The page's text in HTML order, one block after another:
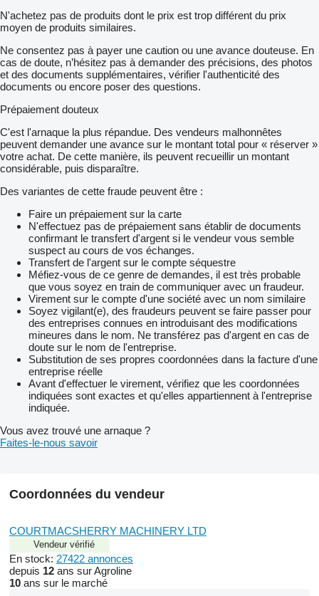
N'achetez pas de produits dont le prix est trop différent du prix
moyen de produits similaires.
Ne consentez pas à payer une caution ou une avance douteuse. En
cas de doute, n’hésitez pas à demander des précisions, des photos
et des documents supplémentaires, vérifier l'authenticité des
documents ou encore poser des questions.
Prépaiement douteux
C'est l'arnaque la plus répandue. Des vendeurs malhonnêtes
peuvent demander une avance sur le montant total pour « réserver »
votre achat. De cette manière, ils peuvent recueillir un montant
considérable, puis disparaître.
Des variantes de cette fraude peuvent être :
Faire un prépaiement sur la carte
N'effectuez pas de prépaiement sans établir de documents
confirmant le transfert d'argent si le vendeur vous semble
suspect au cours de vos échanges.
Transfert de l'argent sur le compte séquestre
Méfiez-vous de ce genre de demandes, il est très probable
que vous soyez en train de communiquer avec un fraudeur.
Virement sur le compte d'une société avec un nom similaire
Soyez vigilant(e), des fraudeurs peuvent se faire passer pour
des entreprises connues en introduisant des modifications
mineures dans le nom. Ne transférez pas d'argent en cas de
doute sur le nom de l'entreprise.
Substitution de ses propres coordonnées dans la facture d'une
entreprise réelle
Avant d'effectuer le virement, vérifiez que les coordonnées
indiquées sont exactes et qu'elles appartiennent à l'entreprise
indiquée.
Vous avez trouvé une arnaque ?
Faites-le-nous savoir
Coordonnées du vendeur
COURTMACSHERRY MACHINERY LTD
Vendeur vérifié
En stock: 27422 annonces
depuis 12 ans sur Agroline
10 ans sur le marché